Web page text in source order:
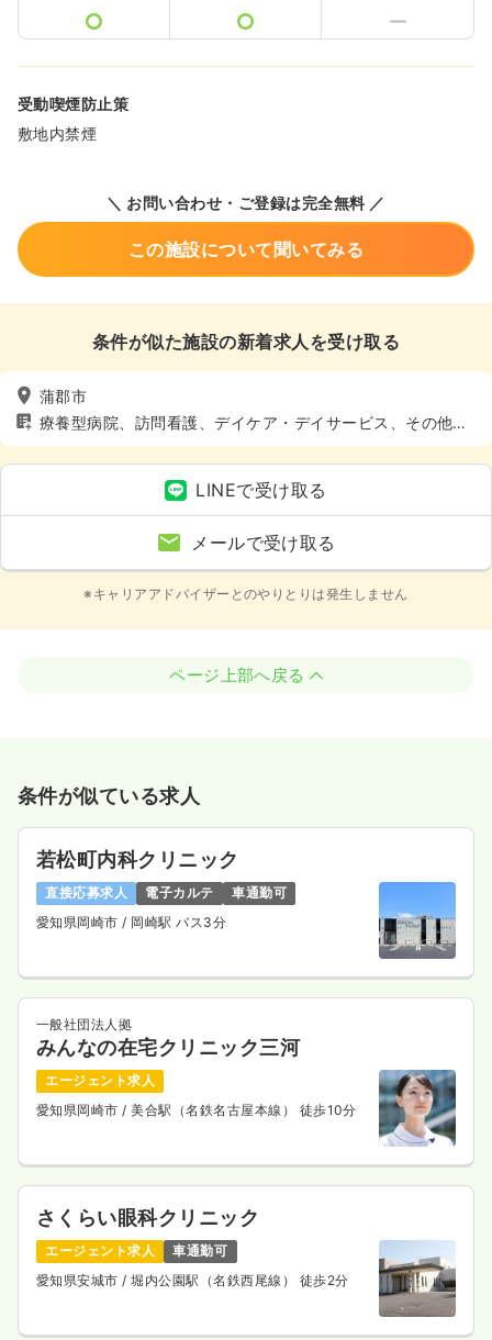
受動喫煙防止策
敷地内禁煙
＼ お問い合わせ・ご登録は完全無料 ／
この施設について聞いてみる
条件が似た施設の新着求人を受け取る
蒲郡市
療養型病院、訪問看護、デイケア・デイサービス、その他介
護施設、健診センター、車通勤可（駐車場有）、託児所あり
LINEで受け取る
メールで受け取る
※キャリアアドバイザーとのやりとりは発生しません
ページ上部へ戻る
条件が似ている求人
若松町内科クリニック
直接応募求人 電子カルテ
車通勤可
愛知県岡崎市 / 岡崎駅 バス3分
一般社団法人拠
みんなの在宅クリニック三河
エージェント求人
愛知県岡崎市 / 美合駅（名鉄名古屋本線） 徒歩10分
さくらい眼科クリニック
エージェント求人
車通勤可
愛知県安城市 / 堀内公園駅（名鉄西尾線） 徒歩2分